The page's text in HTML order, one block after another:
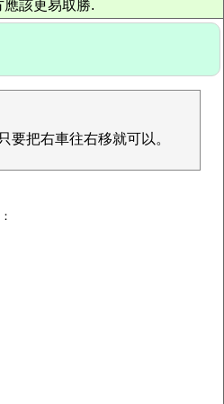
該更易取勝.
要把右車往右移就可以。